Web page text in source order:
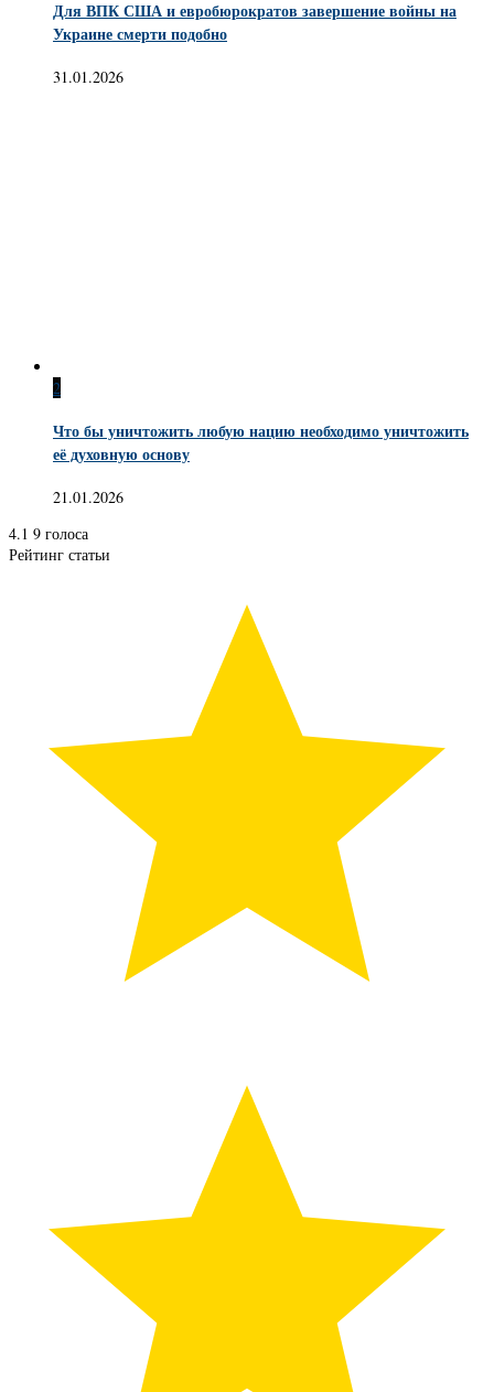
Для ВПК США и евробюрократов завершение войны на
Украине смерти подобно
31.01.2026
2
Что бы уничтожить любую нацию необходимо уничтожить
её духовную основу
21.01.2026
4.1 9 голоса
Рейтинг статьи